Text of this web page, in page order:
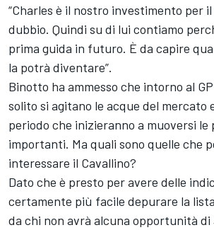
“Charles è il nostro investimento per
dubbio. Quindi su di lui contiamo
prima guida in futuro. È da capire
la potrà diventare”.
Binotto ha ammesso che intorno al
solito si agitano le acque del mercato
periodo che inizieranno a muoversi le
importanti. Ma quali sono quelle che
interessare il Cavallino?
Dato che è presto per avere delle
certamente più facile depurare la
da chi non avrà alcuna opportunità di